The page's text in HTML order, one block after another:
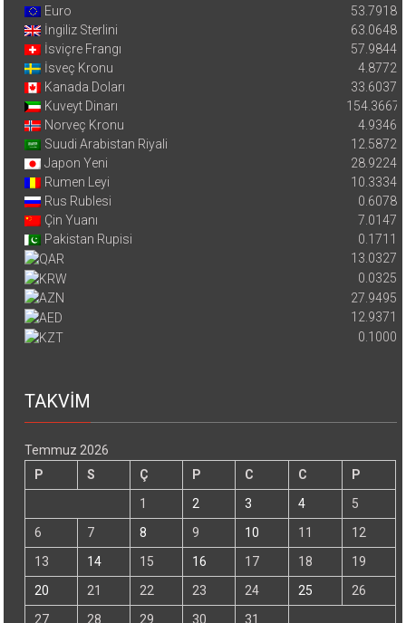
Euro
53.7918
İngiliz Sterlini
63.0648
İsviçre Frangı
57.9844
İsveç Kronu
4.8772
Kanada Doları
33.6037
Kuveyt Dinarı
154.3667
Norveç Kronu
4.9346
Suudi Arabistan Riyali
12.5872
Japon Yeni
28.9224
Rumen Leyi
10.3334
Rus Rublesi
0.6078
Çin Yuanı
7.0147
Pakistan Rupisi
0.1711
13.0327
0.0325
27.9495
12.9371
0.1000
TAKVİM
Temmuz 2026
P
S Ç P C C
P
1
2 3 4
5
6
7 8 9 10 11
12
13
14 15 16 17 18
19
20
21 22 23 24 25
26
27
28 29 30 31